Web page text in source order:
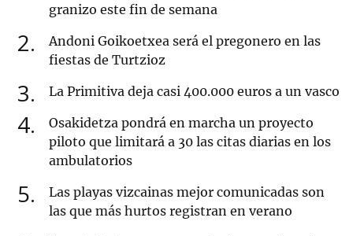
granizo este fin de semana
2
Andoni Goikoetxea será el pregonero en las
fiestas de Turtzioz
3 La Primitiva deja casi 400.000 euros a un vasco
4
Osakidetza pondrá en marcha un proyecto
piloto que limitará a 30 las citas diarias en los
ambulatorios
5
Las playas vizcainas mejor comunicadas son
las que más hurtos registran en verano